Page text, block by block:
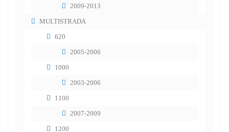
2009-2013
MULTISTRADA
620
2005-2006
1000
2003-2006
1100
2007-2009
1200